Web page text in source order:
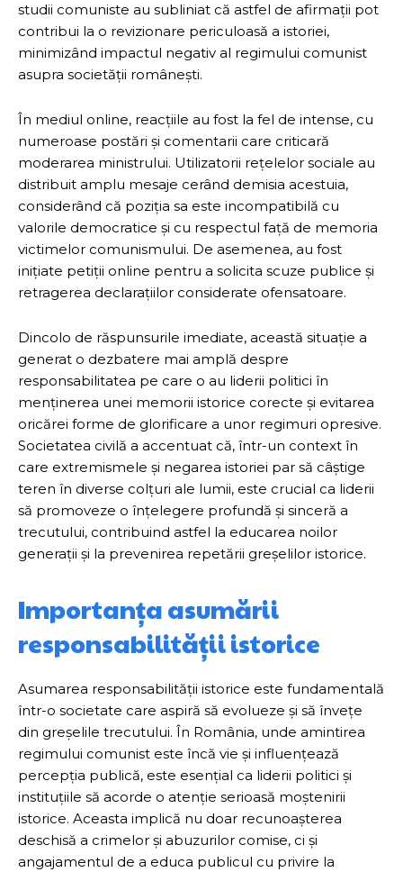
studii comuniste au subliniat că astfel de afirmații pot
contribui la o revizionare periculoasă a istoriei,
minimizând impactul negativ al regimului comunist
asupra societății românești.
În mediul online, reacțiile au fost la fel de intense, cu
numeroase postări și comentarii care criticară
moderarea ministrului. Utilizatorii rețelelor sociale au
distribuit amplu mesaje cerând demisia acestuia,
considerând că poziția sa este incompatibilă cu
valorile democratice și cu respectul față de memoria
victimelor comunismului. De asemenea, au fost
inițiate petiții online pentru a solicita scuze publice și
retragerea declarațiilor considerate ofensatoare.
Dincolo de răspunsurile imediate, această situație a
generat o dezbatere mai amplă despre
responsabilitatea pe care o au liderii politici în
menținerea unei memorii istorice corecte și evitarea
oricărei forme de glorificare a unor regimuri opresive.
Societatea civilă a accentuat că, într-un context în
care extremismele și negarea istoriei par să câștige
teren în diverse colțuri ale lumii, este crucial ca liderii
să promoveze o înțelegere profundă și sinceră a
trecutului, contribuind astfel la educarea noilor
generații și la prevenirea repetării greșelilor istorice.
Importanța asumării
responsabilității istorice
Asumarea responsabilității istorice este fundamentală
într-o societate care aspiră să evolueze și să învețe
din greșelile trecutului. În România, unde amintirea
regimului comunist este încă vie și influențează
percepția publică, este esențial ca liderii politici și
instituțiile să acorde o atenție serioasă moștenirii
istorice. Aceasta implică nu doar recunoașterea
deschisă a crimelor și abuzurilor comise, ci și
angajamentul de a educa publicul cu privire la